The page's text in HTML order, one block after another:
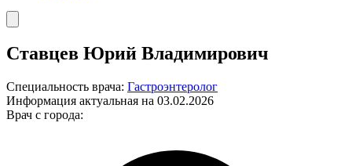
Ставцев Юрий Владимирович
Специальность врача: Гастроэнтеролог
Информация актуальная на 03.02.2026
Врач с города: